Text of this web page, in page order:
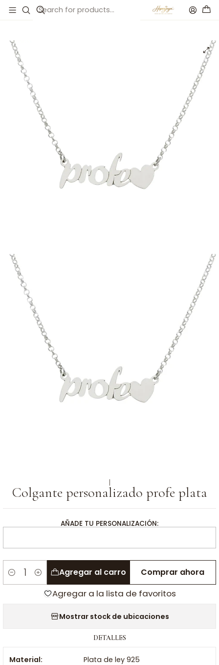
Inicio Catálogo Colgante personalizado profe plata
|
Colgante personalizado profe plata
AÑADE TU PERSONALIZACIÓN:
Cantidad
Agregar al carro Comprar ahora
Agregar a la lista de favoritos
Mostrar stock de ubicaciones
DETALLES
Material: Plata de ley 925